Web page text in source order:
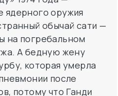
погребальном
А бедную жену
которая умерла
после
потому что Ганди
пенициллином.
куда